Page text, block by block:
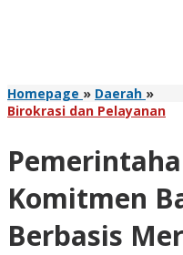
Homepage » Daerah »
Birokrasi dan Pelayanan
Komitmen
Berbasis